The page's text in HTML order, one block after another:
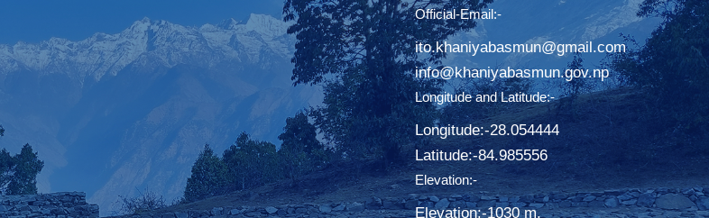
Official-Email:-
ito.khaniyabasmun@gmail.com
info@khaniyabasmun.gov.np
Longitude and Latitude:-
Longitude:-28.054444
Latitude:-​84.985556
Elevation:-
Elevation:-1030 m.